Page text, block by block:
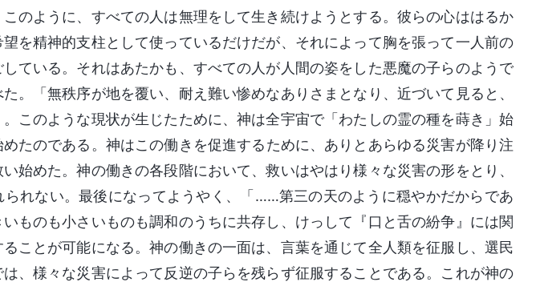
のように、すべての人は無理をして生き続けようとする。彼らの心ははるか
を精神的支柱として使っているだけだが、それによって胸を張って一人前の
ている。それはあたかも、すべての人が人間の姿をした悪魔の子らのようで
。「無秩序が地を覆い、耐え難い惨めなありさまとなり、近づいて見ると、
このような現状が生じたために、神は全宇宙で「わたしの霊の種を蒔き」始
たのである。神はこの働きを促進するために、ありとあらゆる災害が降り注
始めた。神の働きの各段階において、救いはやはり様々な災害の形をとり、
れない。最後になってようやく、「……第三の天のように穏やかだからであ
ものも小さいものも調和のうちに共存し、けっして『口と舌の紛争』には関
ことが可能になる。神の働きの一面は、言葉を通じて全人類を征服し、選民
、様々な災害によって反逆の子らを残らず征服することである。これが神の